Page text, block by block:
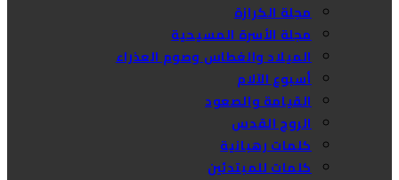
مجلة الكرازة
مجلة الأسرة المسيحية
الميلاد والغطاس وصوم العذراء
أسبوع الآلام
القيامة والصعود
الروح القدس
كلمات رهبانية
كلمات للمبتدئين